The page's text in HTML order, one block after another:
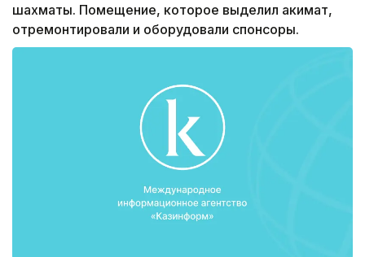
шахматы. Помещение, которое выделил акимат,
отремонтировали и оборудовали спонсоры.